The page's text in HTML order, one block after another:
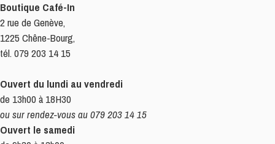
Boutique Café-In
2 rue de Genève,
1225 Chêne-Bourg,
tél. 079 203 14 15
Ouvert du lundi au vendredi
de 13h00 à 18H30
ou sur rendez-vous au 079 203 14 15
Ouvert le samedi